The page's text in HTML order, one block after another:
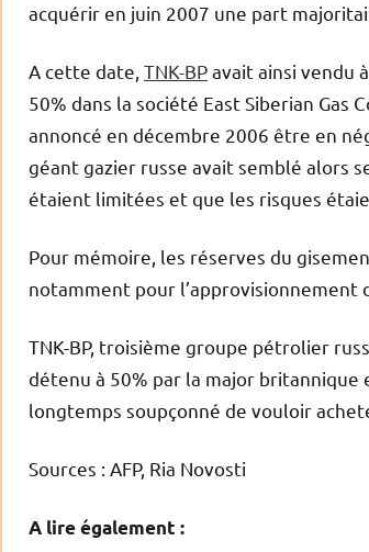
acquérir en juin 2007 une part
A cette date, TNK-BPavait ainsi vendu
50% dans la société East Siberian Gas
annoncé en décembre 2006 être en
géant gazier russe avait semblé alors
étaient limitées et que les risques
Pour mémoire, les réserves du
notamment pour l’approvisionnement
TNK-BP, troisième groupe pétrolier
détenu à 50% par la major britannique
longtemps soupçonné de vouloir
Sources : AFP, Ria Novosti
A lire également :